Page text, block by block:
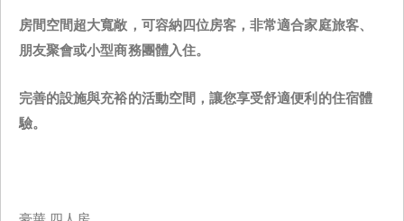
房間空間超大寬敞，可容納四位房客，非常適合家庭旅客、
朋友聚會或小型商務團體入住。
完善的設施與充裕的活動空間，讓您享受舒適便利的住宿體
驗。